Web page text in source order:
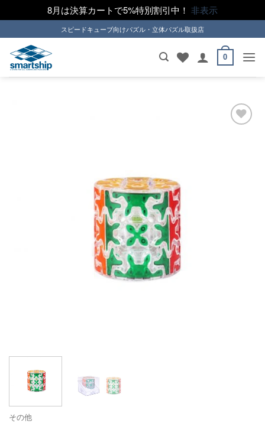
8月は決算カートで5%特別割引中！ 非表示
to
content
スピードキューブ向けパズル・立体パズル取扱店
0
その他